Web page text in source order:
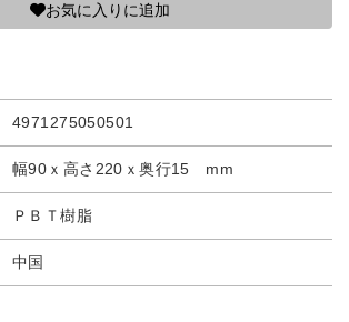
お気に入りに追加
4971275050501
幅90ｘ高さ220ｘ奥行15 mm
ＰＢＴ樹脂
中国